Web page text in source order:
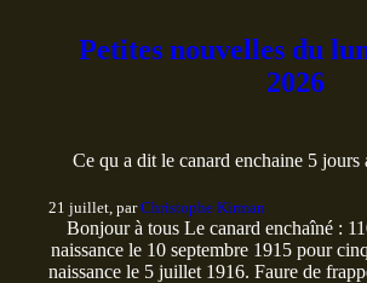
Petites nouvelles du
2026
Ce qu a dit le canard enchaine 5 jours
21 juillet, parChristophe Kirman
Bonjour à tous Le canard enchaîné :
naissance le 10 septembre 1915 pour
naissance le 5 juillet 1916. Faure de